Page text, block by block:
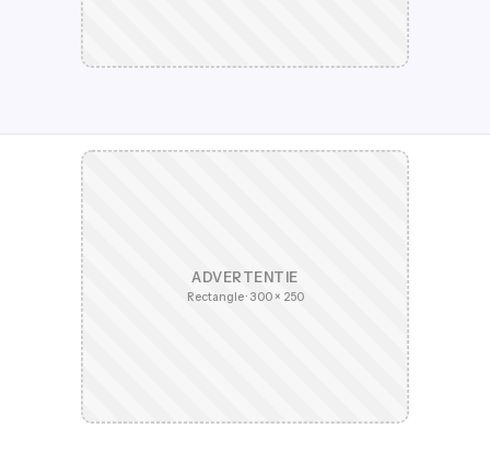
ADVERTENTIE
Rectangle · 300 × 250